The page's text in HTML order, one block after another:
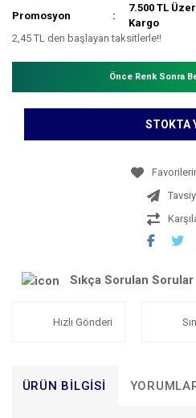
Promosyon
7.500 TL
Kargo
2,45 TL den başlayan taksitlerle!!
Önce Renk Sonra
STOKTA
Sıkça Sorulan Sorular
Hızlı Gönderi
ÜRÜN BILGISI